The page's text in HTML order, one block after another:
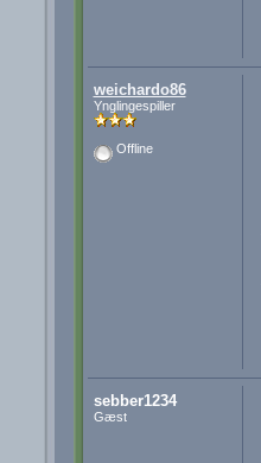
weichardo86
Ynglingespiller
Offline
sebber1234
Gæst